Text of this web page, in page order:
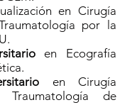
en Cirugía
por la
en Ecografía
en Cirugía
de